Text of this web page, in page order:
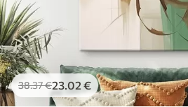
38.37€23.02 €